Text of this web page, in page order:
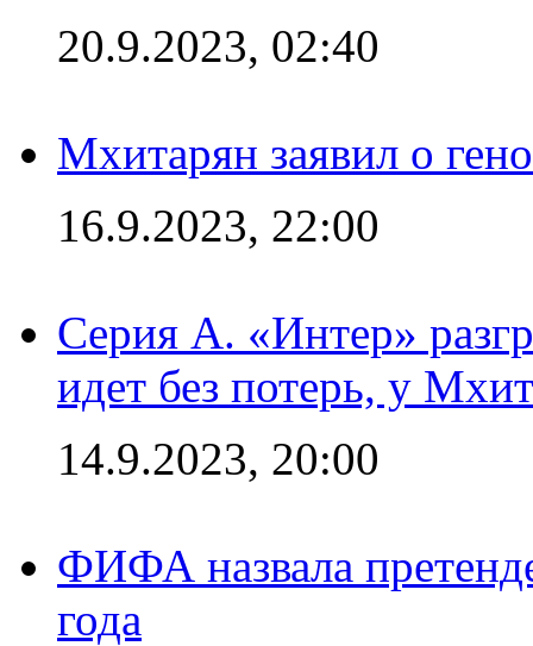
20.9.2023, 02:40
Мхитарян заявил о
16.9.2023, 22:00
Серия А. «Интер»
идет без потерь, у
14.9.2023, 20:00
ФИФА назвала
года